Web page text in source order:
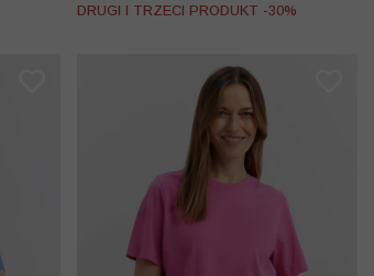
DRUGI I TRZECI PRODUKT -30%